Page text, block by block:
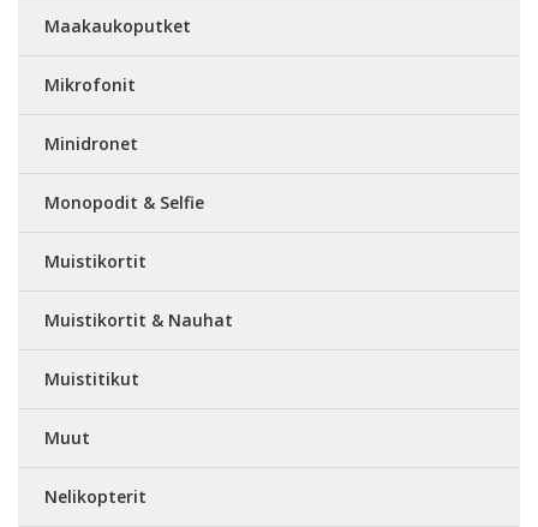
Maakaukoputket
Mikrofonit
Minidronet
Monopodit & Selfie
Muistikortit
Muistikortit & Nauhat
Muistitikut
Muut
Nelikopterit